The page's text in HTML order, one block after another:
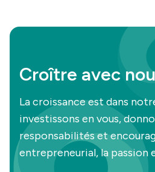
Croître avec
La croissance est dans
investissons en vous,
responsabilités et
entrepreneurial, la passion